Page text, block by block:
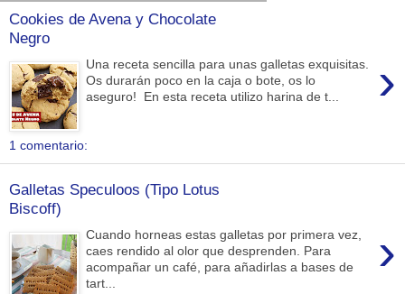
Cookies de Avena y Chocolate
Negro
›
Una receta sencilla para unas galletas exquisitas.
Os durarán poco en la caja o bote, os lo
aseguro! En esta receta utilizo harina de t...
1 comentario:
Galletas Speculoos (Tipo Lotus
Biscoff)
›
Cuando horneas estas galletas por primera vez,
caes rendido al olor que desprenden. Para
acompañar un café, para añadirlas a bases de
tart...